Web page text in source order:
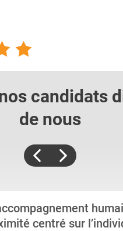
candidats
de nous
centré sur